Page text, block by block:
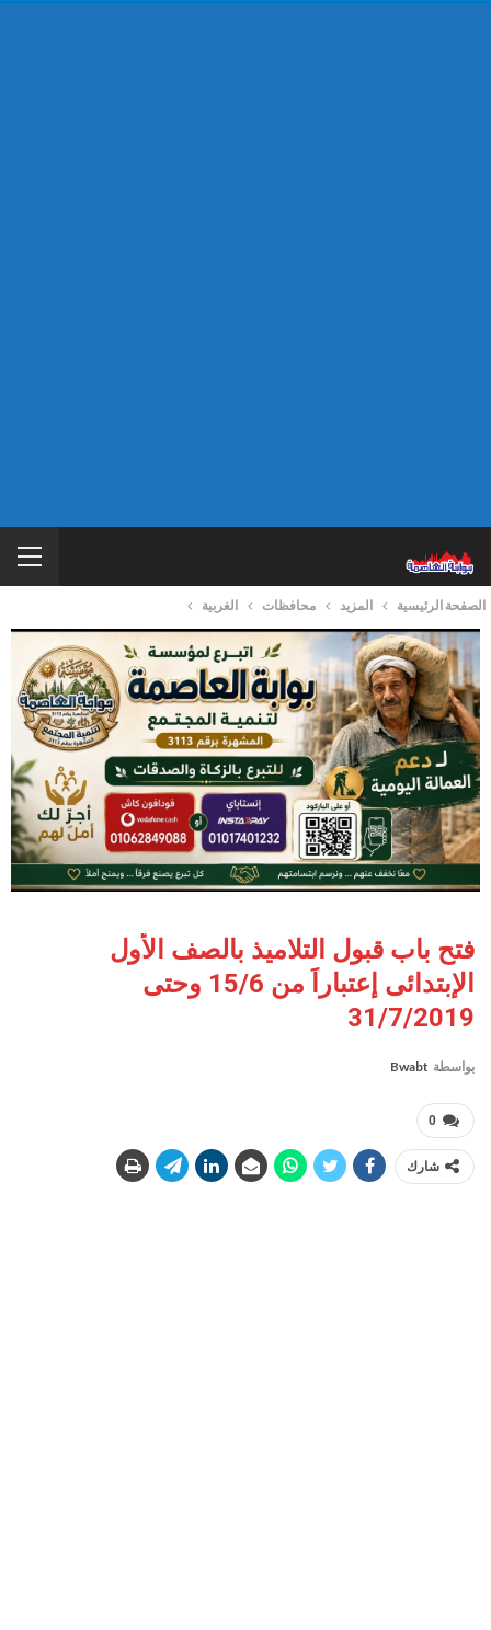
الصفحة الرئيسية المزيد محافظات الغربية
فتح باب قبول التلاميذ بالصف الأول
الإبتدائى إعتباراَ من 15/6 وحتى
31/7/2019
بواسطة Bwabt
0
شارك